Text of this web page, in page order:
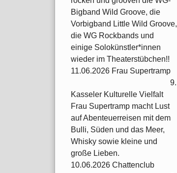
Bigband Wild Groove, die
Vorbigband Little Wild Groove,
die WG Rockbands und
einige Solokünstler*innen
wieder im Theaterstübchen!!
11.06.2026 Frau Supertramp
9.
Kasseler Kulturelle Vielfalt
Frau Supertramp macht Lust
auf Abenteuerreisen mit dem
Bulli, Süden und das Meer,
Whisky sowie kleine und
große Lieben.
10.06.2026 Chattenclub